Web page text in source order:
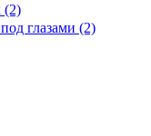
(2)
глазами (2)